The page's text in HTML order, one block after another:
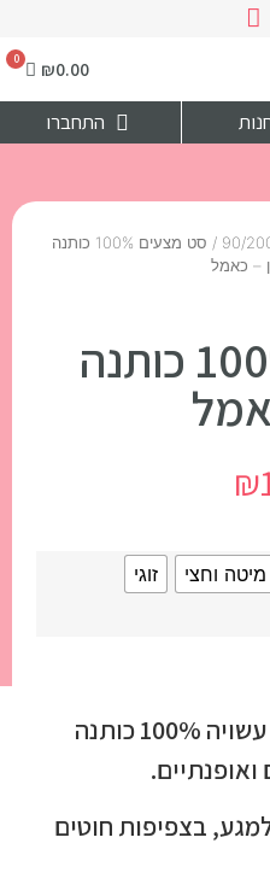
₪0.00
התחברו
/ סט מצעים 100% כותנה
– כאמל
סט מצעים 100% כותנה
₪
מיטה וחצי זוגי
מערכת מצעים יוקרתית עשויה 100% כותנה
בצפיפות חוטים